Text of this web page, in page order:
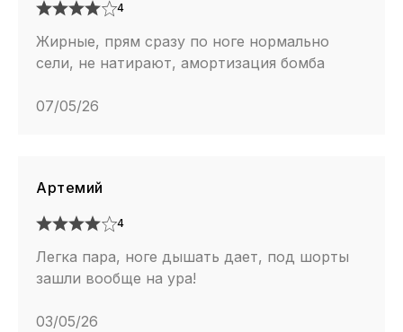
4
Жирные, прям сразу по ноге нормально
сели, не натирают, амортизация бомба
07/05/26
Артемий
4
Легка пара, ноге дышать дает, под шорты
зашли вообще на ура!
03/05/26